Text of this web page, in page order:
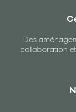
Des
collaboration